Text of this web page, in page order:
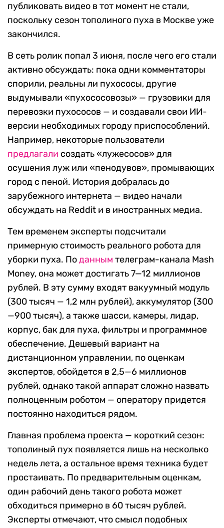
публиковать видео в тот момент не стали,
поскольку сезон тополиного пуха в Москве уже
закончился.
В сеть ролик попал 3 июня, после чего его стали
активно обсуждать: пока одни комментаторы
спорили, реальны ли пухососы, другие
выдумывали «пухососовозы» — грузовики для
перевозки пухососов — и создавали свои ИИ-
версии необходимых городу приспособлений.
Например, некоторые пользователи
предлагали создать «лужесосов» для
осушения луж или «пенодувов», промывающих
город с пеной. История добралась до
зарубежного интернета — видео начали
обсуждать на Reddit и в иностранных медиа.
Тем временем эксперты подсчитали
примерную стоимость реального робота для
уборки пуха. Поданным телеграм-канала Mash
Money, она может достигать 7—12 миллионов
рублей. В эту сумму входят вакуумный модуль
(300 тысяч — 1,2 млн рублей), аккумулятор (300
—900 тысяч), а также шасси, камеры, лидар,
корпус, бак для пуха, фильтры и программное
обеспечение. Дешевый вариант на
дистанционном управлении, по оценкам
экспертов, обойдется в 2,5—6 миллионов
рублей, однако такой аппарат сложно назвать
полноценным роботом — оператору придется
постоянно находиться рядом.
Главная проблема проекта — короткий сезон:
тополиный пух появляется лишь на несколько
недель лета, а остальное время техника будет
простаивать. По предварительным оценкам,
один рабочий день такого робота может
обходиться примерно в 60 тысяч рублей.
Эксперты отмечают, что смысл подобных